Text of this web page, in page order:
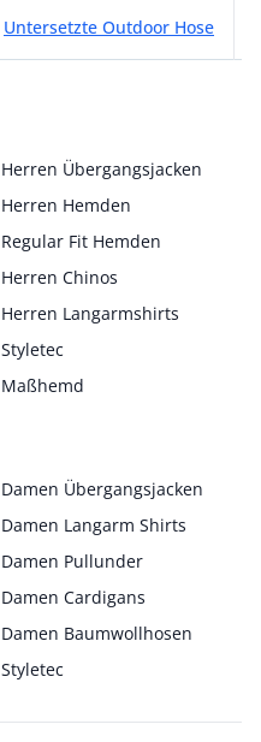
Untersetzte Outdoor Hose
Herren Übergangsjacken
Herren Hemden
Regular Fit Hemden
Herren Chinos
Herren Langarmshirts
Styletec
Maßhemd
Damen Übergangsjacken
Damen Langarm Shirts
Damen Pullunder
Damen Cardigans
Damen Baumwollhosen
Styletec